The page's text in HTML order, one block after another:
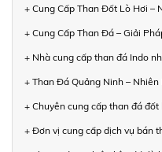
+ Cung Cấp Than Đốt Lò Hơi –
+ Cung Cấp Than Đá – Giải
+ Nhà cung cấp than đá Indo
+ Than Đá Quảng Ninh –
+ Chuyên cung cấp than đá
+ Đơn vị cung cấp dịch vụ bán